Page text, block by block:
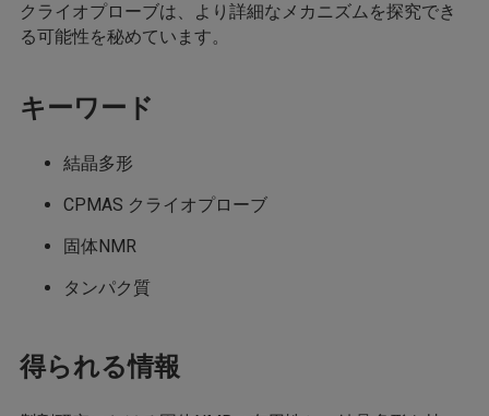
クライオプローブは、より詳細なメカニズムを探究でき
る可能性を秘めています。
キーワード
結晶多形
CPMAS クライオプローブ
固体NMR
タンパク質
得られる情報